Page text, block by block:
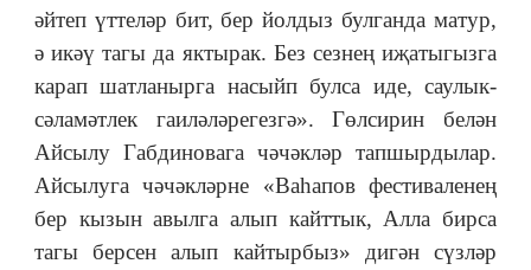
әйтеп үттеләр бит, бер йолдыз булганда матур,
ә икәү тагы да яктырак. Без сезнең иҗатыгызга
карап шатланырга насыйп булса иде, саулык-
сәламәтлек гаиләләрегезгә». Гөлсирин белән
Айсылу Габдиновага чәчәкләр тапшырдылар.
Айсылуга чәчәкләрне «Ваһапов фестиваленең
бер кызын авылга алып кайттык, Алла бирса
тагы берсен алып кайтырбыз» дигән сүзләр